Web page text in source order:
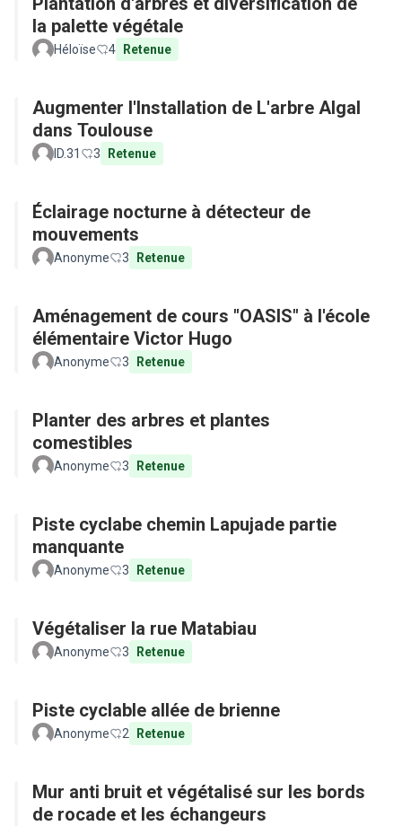
la palette végétale
Héloïse 4 Retenue
Augmenter l'Installation de L'arbre Algal
dans Toulouse
ID.31 3 Retenue
Éclairage nocturne à détecteur de
mouvements
Anonyme 3 Retenue
Aménagement de cours "OASIS" à l'école
élémentaire Victor Hugo
Anonyme 3 Retenue
Planter des arbres et plantes
comestibles
Anonyme 3 Retenue
Piste cyclabe chemin Lapujade partie
manquante
Anonyme 3 Retenue
Végétaliser la rue Matabiau
Anonyme 3 Retenue
Piste cyclable allée de brienne
Anonyme 2 Retenue
Mur anti bruit et végétalisé sur les bords
de rocade et les échangeurs